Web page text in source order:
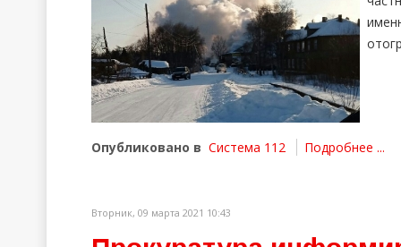
Опубликовано в Система 112 Подробнее ...
Вторник, 09 марта 2021 10:43